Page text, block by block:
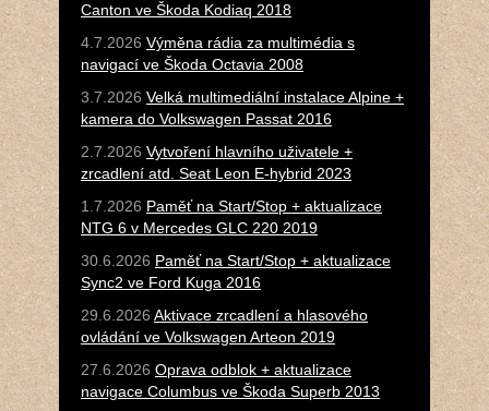
Canton ve Škoda Kodiaq 2018
4.7.2026 Výměna rádia za multimédia s
navigací ve Škoda Octavia 2008
3.7.2026 Velká multimediální instalace Alpine +
kamera do Volkswagen Passat 2016
2.7.2026 Vytvoření hlavního uživatele +
zrcadlení atd. Seat Leon E-hybrid 2023
1.7.2026 Paměť na Start/Stop + aktualizace
NTG 6 v Mercedes GLC 220 2019
30.6.2026 Paměť na Start/Stop + aktualizace
Sync2 ve Ford Kuga 2016
29.6.2026 Aktivace zrcadlení a hlasového
ovládání ve Volkswagen Arteon 2019
27.6.2026 Oprava odblok + aktualizace
navigace Columbus ve Škoda Superb 2013